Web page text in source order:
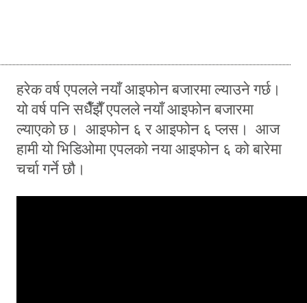
हरेक वर्ष एपलले नयाँ आइफोन बजारमा ल्याउने गर्छ।
यो वर्ष पनि सधैँझैँ एपलले नयाँ आइफोन बजारमा
ल्याएको छ। आइफोन ६ र आइफोन ६ प्लस। आज
हामी यो भिडिओमा एपलको नया आइफोन ६ को बारेमा
चर्चा गर्ने छौ।